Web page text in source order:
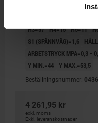
H3=57 H4=15 H5=11
S1 (SPÄNNVÄG)=1,6
ARBETSTRYCK MPA=0,3 -
Y MIN.=44 Y MAX.=53,5
Beställningsnummer:
4 261,95 kr
exkl. moms
Exkl. leveranskostnader